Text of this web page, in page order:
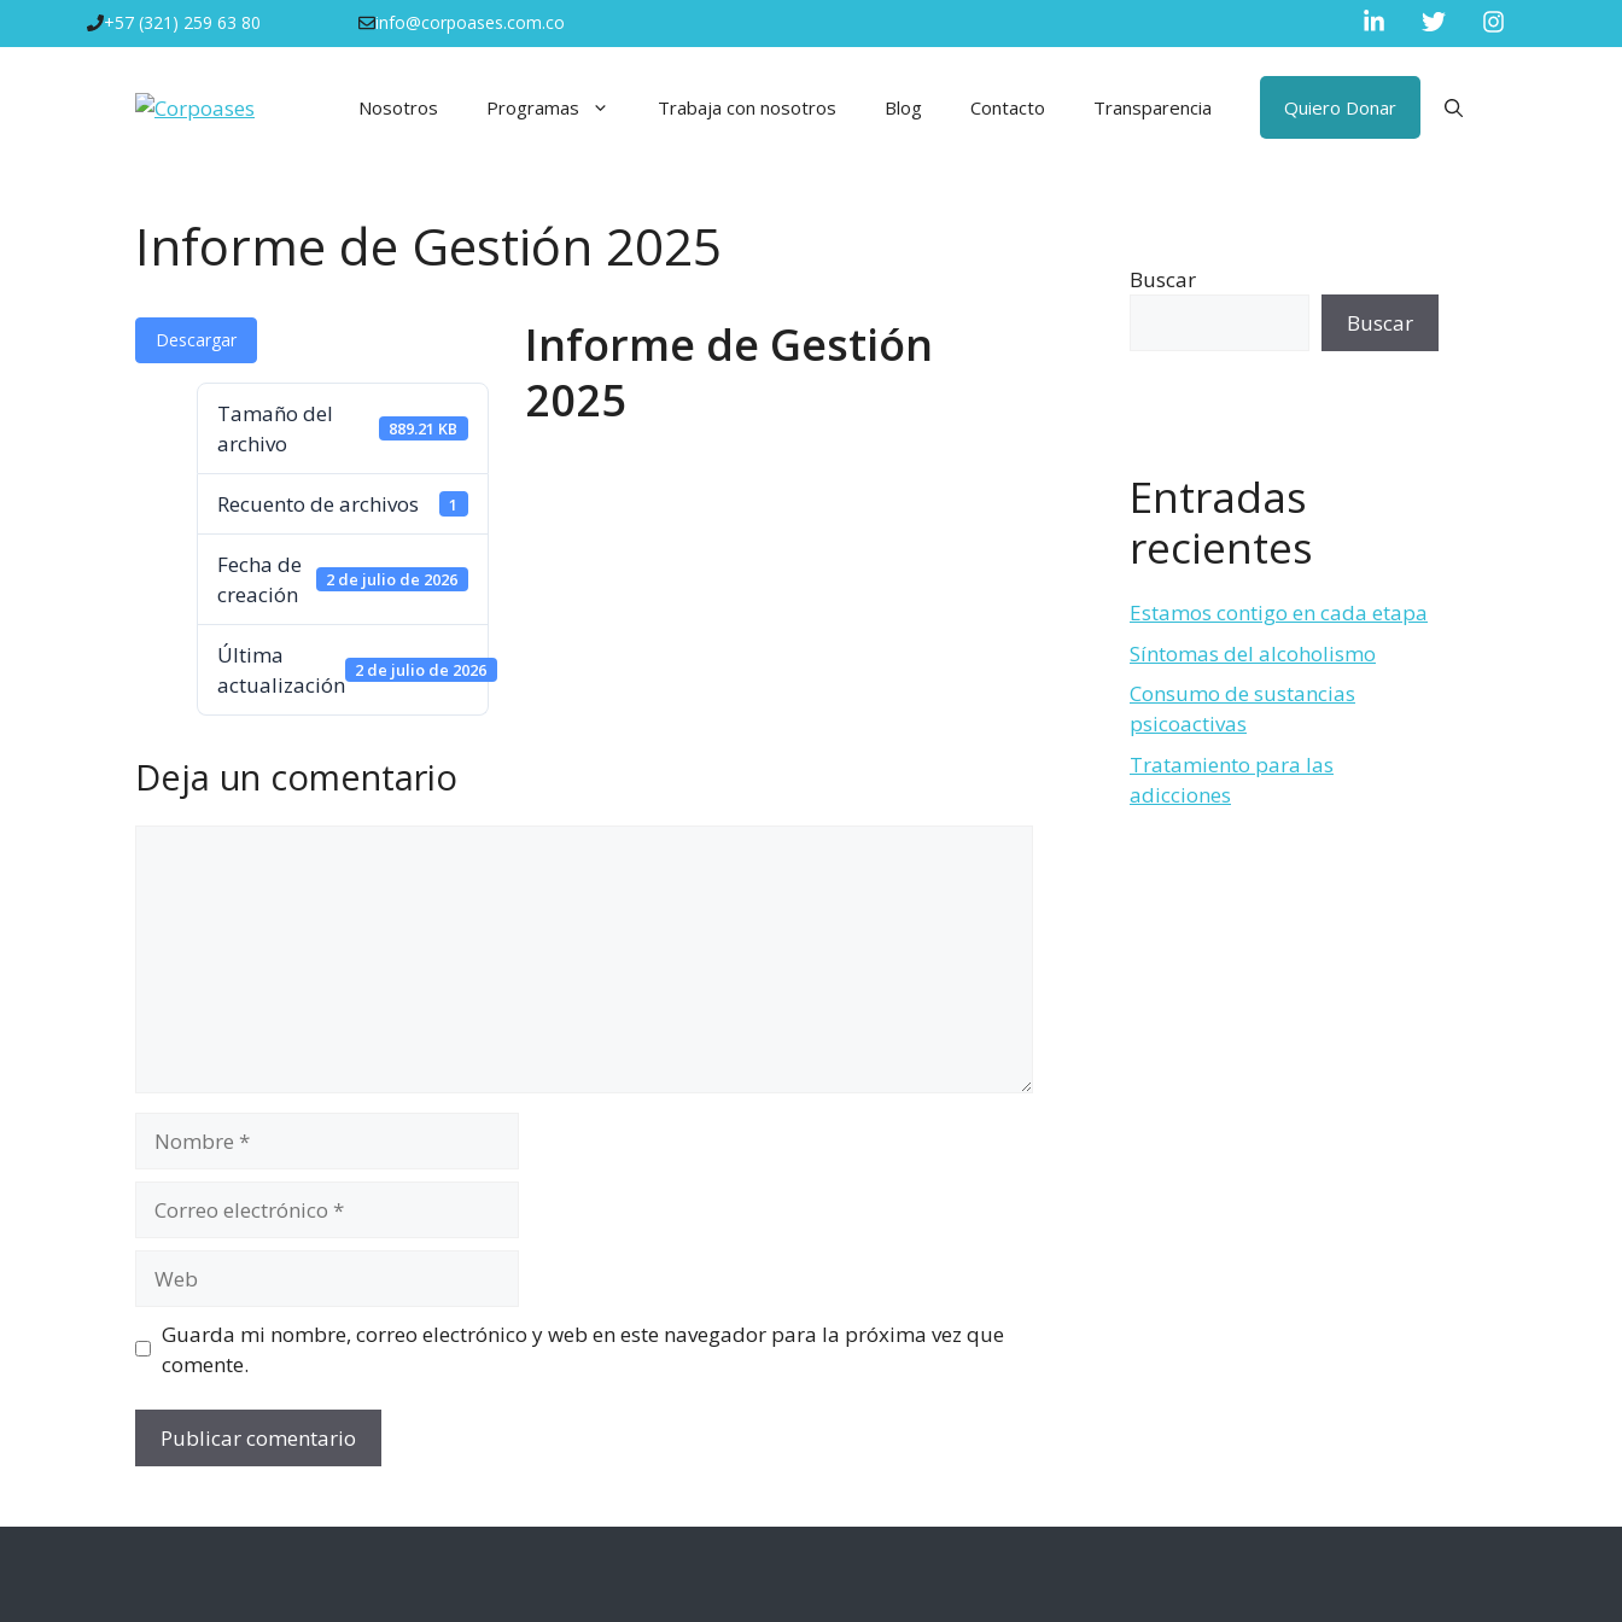
al
+57 (321) 259 63 80 info@corpoases.com.co
Nosotros Programas Trabaja con nosotros Blog Contacto Transparencia Quiero Donar
Informe de Gestión 2025
Descargar
Tamaño del
archivo
889.21 KB
Recuento de archivos 1
Fecha de
creación
2 de julio de 2026
Última
actualización
2 de julio de 2026
Informe de Gestión
2025
Deja un comentario
electrónico
Guarda mi nombre, correo electrónico y web en este navegador para la próxima vez que
comente.
Buscar
Buscar
Entradas
recientes
Estamos contigo en cada etapa
Síntomas del alcoholismo
Consumo de sustancias
psicoactivas
Tratamiento para las
adicciones